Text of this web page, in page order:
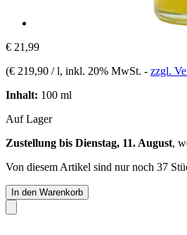
€ 21,99
(€ 219,90 / l, inkl. 20% MwSt. - zzgl.
Inhalt: 100 ml
Auf Lager
Zustellung bis Dienstag, 11. August,
Von diesem Artikel sind nur noch 37
In den Warenkorb